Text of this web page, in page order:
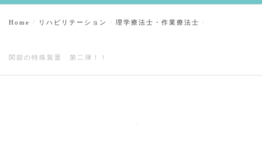
Home リハビリテーション 理学療法士・作業療法士
関節の特殊装置 第二弾！！